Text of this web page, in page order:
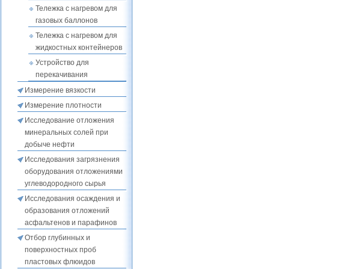
Тележка с нагревом для
газовых баллонов
Тележка с нагревом для
жидкостных контейнеров
Устройство для
перекачивания
Измерение вязкости
Измерение плотности
Исследование отложения
минеральных солей при
добыче нефти
Исследования загрязнения
оборудования отложениями
углеводородного сырья
Исследования осаждения и
образования отложений
асфальтенов и парафинов
Отбор глубинных и
поверхностных проб
пластовых флюидов